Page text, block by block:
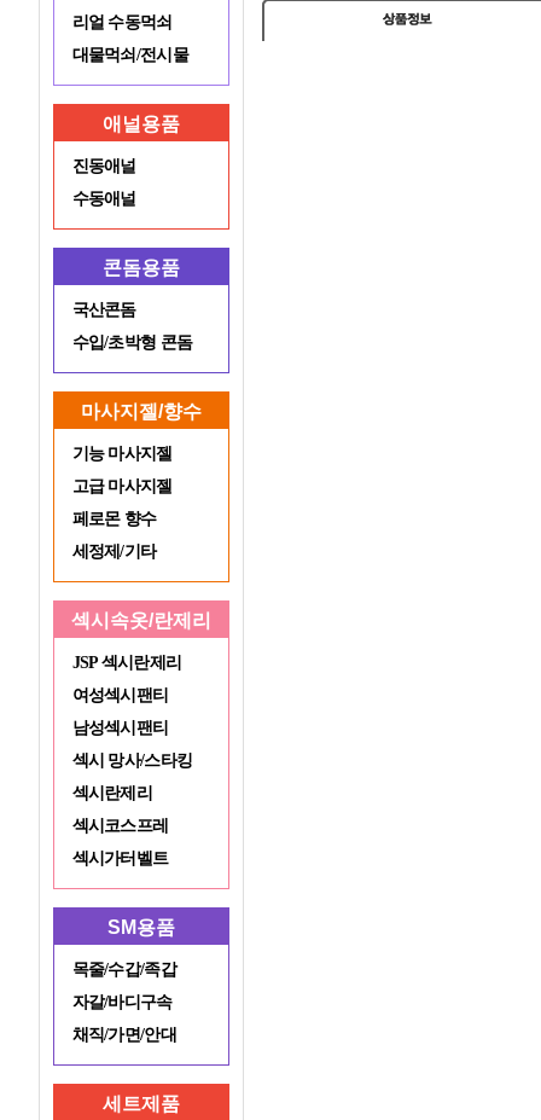
리얼 수동먹쇠
대물먹쇠/전시물
애널용품
진동애널
수동애널
콘돔용품
국산콘돔
수입/초박형 콘돔
마사지젤/향수
기능 마사지젤
고급 마사지젤
페로몬 향수
세정제/기타
섹시속옷/란제리
JSP 섹시란제리
여성섹시팬티
남성섹시팬티
섹시 망사/스타킹
섹시란제리
섹시코스프레
섹시가터벨트
SM용품
목줄/수갑/족갑
자갈/바디구속
채직/가면/안대
세트제품